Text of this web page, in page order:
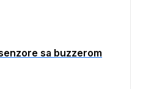
sa buzzerom